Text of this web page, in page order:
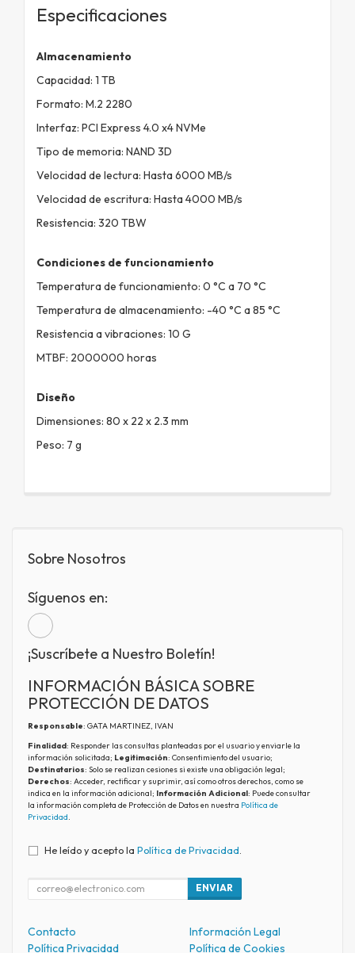
Especificaciones
Almacenamiento
Capacidad: 1 TB
Formato: M.2 2280
Interfaz: PCI Express 4.0 x4 NVMe
Tipo de memoria: NAND 3D
Velocidad de lectura: Hasta 6000 MB/s
Velocidad de escritura: Hasta 4000 MB/s
Resistencia: 320 TBW
Condiciones de funcionamiento
Temperatura de funcionamiento: 0 °C a 70 °C
Temperatura de almacenamiento: -40 °C a 85 °C
Resistencia a vibraciones: 10 G
MTBF: 2000000 horas
Diseño
Dimensiones: 80 x 22 x 2.3 mm
Peso: 7 g
Sobre Nosotros
Síguenos en:
¡Suscríbete a Nuestro Boletín!
INFORMACIÓN BÁSICA SOBRE
PROTECCIÓN DE DATOS
Responsable: GATA MARTINEZ, IVAN
Finalidad: Responder las consultas planteadas por el usuario y enviarle la
información solicitada; Legitimación: Consentimiento del usuario;
Destinatarios: Solo se realizan cesiones si existe una obligación legal;
Derechos: Acceder, rectificar y suprimir, así como otros derechos, como se
indica en la información adicional; Información Adicional: Puede consultar
la información completa de Protección de Datos en nuestra Política de
Privacidad.
He leído y acepto la Política de Privacidad
ENVIAR
Contacto
Información Legal
Política Privacidad
Política de Cookies